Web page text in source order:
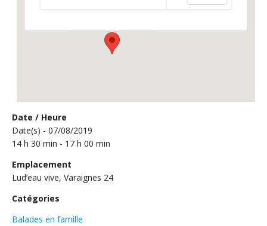
Événements
Date / Heure
Date(s) - 07/08/2019
14 h 30 min - 17 h 00 min
Emplacement
Lud’eau vive, Varaignes 24
Catégories
Balades en famille